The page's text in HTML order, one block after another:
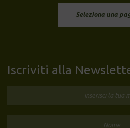
Seleziona una
Iscriviti alla